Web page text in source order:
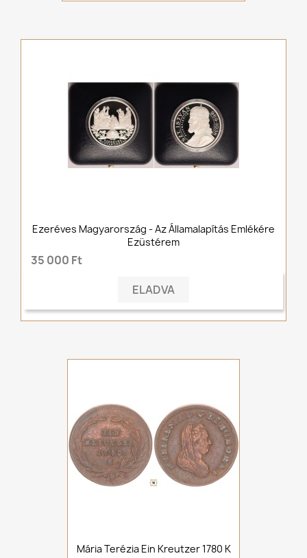
Ezeréves Magyarország - Az Államalapítás Emlékére
Ezüstérem
35 000 Ft
ELADVA
Mária Terézia Ein Kreutzer 1780 K